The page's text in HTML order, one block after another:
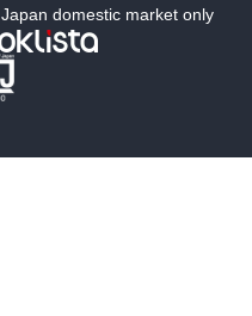
SF
文学
domestic market only